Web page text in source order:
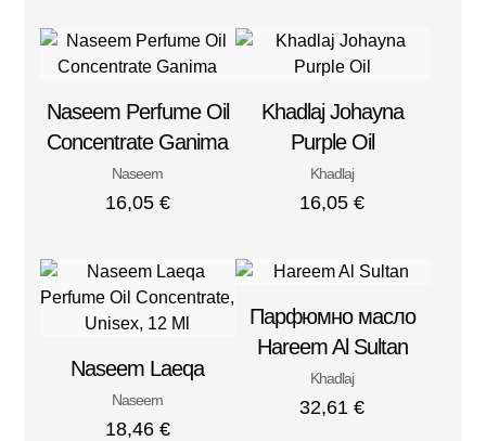
Naseem Perfume Oil
Concentrate Ganima
Naseem
16,05 €
Khadlaj Johayna
Purple Oil
Khadlaj
16,05€
Naseem Laeqa
Naseem
18,46 €
Парфюмно масло
Hareem Al Sultan
Khadlaj
32,61€